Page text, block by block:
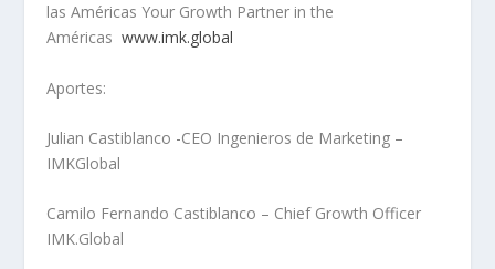
las Américas Your Growth Partner in the
Américaswww.imk.global
Aportes:
Julian Castiblanco -CEO Ingenieros de Marketing –
IMKGlobal
Camilo Fernando Castiblanco – Chief Growth Officer
IMK.Global